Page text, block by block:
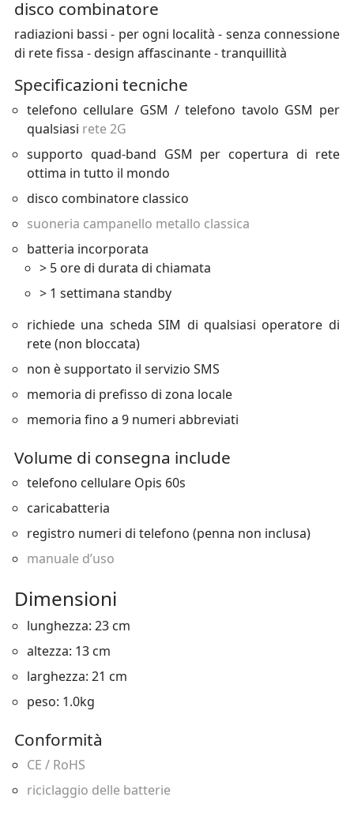
disco combinatore
radiazioni bassi - per ogni località - senza connessione
di rete fissa - design affascinante - tranquillità
Specificazioni tecniche
telefono cellulare GSM / telefono tavolo GSM per
qualsiasi rete 2G
supporto quad-band GSM per copertura di rete
ottima in tutto il mondo
disco combinatore classico
suoneria campanello metallo classica
batteria incorporata
> 5 ore di durata di chiamata
> 1 settimana standby
richiede una scheda SIM di qualsiasi operatore di
rete (non bloccata)
non è supportato il servizio SMS
memoria di prefisso di zona locale
memoria fino a 9 numeri abbreviati
Volume di consegna include
telefono cellulare Opis 60s
caricabatteria
registro numeri di telefono (penna non inclusa)
manuale d’uso
Dimensioni
lunghezza: 23 cm
altezza: 13 cm
larghezza: 21 cm
peso: 1.0kg
Conformità
CE / RoHS
riciclaggio delle batterie